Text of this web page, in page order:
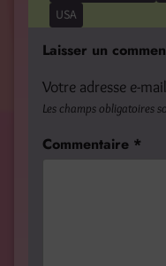
USA
Laisser un
Votre adresse e-
Les champs obligatoires
Commentaire *